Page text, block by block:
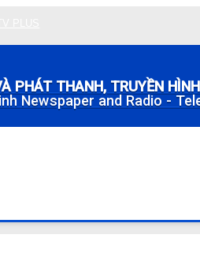
PHÁT THANH, TRUYỀN
Newspaper and Radio -